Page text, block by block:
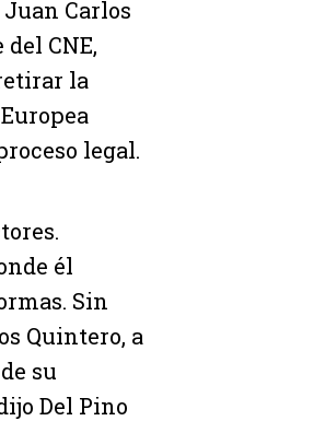
Carlos
CNE,
la
legal.
él
Sin
Quintero, a
su
Del Pino